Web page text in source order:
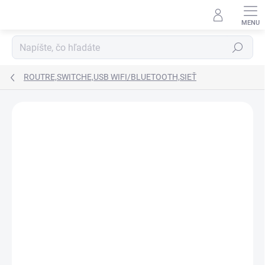
Hľadať
ROUTRE,SWITCHE,USB WIFI/BLUETOOTH,SIEŤ